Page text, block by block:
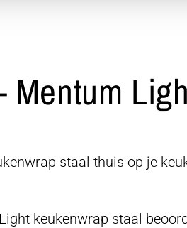
Mentum
staal thuis op je
keukenwrap staal